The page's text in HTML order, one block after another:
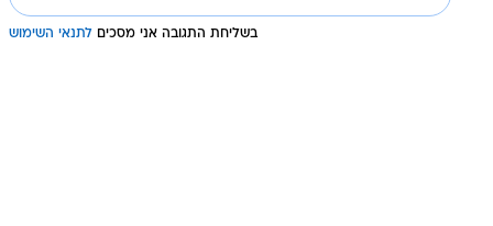
בשליחת התגובה אני מסכים לתנאי השימוש